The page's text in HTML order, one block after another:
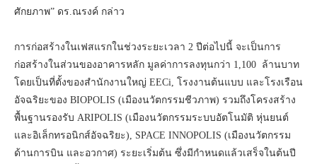
ศักยภาพ” ดร.ณรงค์ กล่าว
การก่อสร้างในเฟสแรกในช่วงระยะเวลา 2 ปีต่อไปนี้ จะเป็นการ
ก่อสร้างในส่วนของอาคารหลัก มูลค่าการลงทุนกว่า 1,100 ล้านบาท
โดยเป็นที่ตั้งของสำนักงานใหญ่ EECi, โรงงานต้นแบบ และโรงเรือน
อัจฉริยะของ BIOPOLIS (เมืองนวัตกรรมชีวภาพ) รวมถึงโครงสร้าง
พื้นฐานรองรับ ARIPOLIS (เมืองนวัตกรรมระบบอัตโนมัติ หุ่นยนต์
และอิเล็กทรอนิกส์อัจฉริยะ), SPACE INNOPOLIS (เมืองนวัตกรรม
ด้านการบิน และอวกาศ) ระยะเริ่มต้น ซึ่งมีกำหนดแล้วเสร็จในต้นปี